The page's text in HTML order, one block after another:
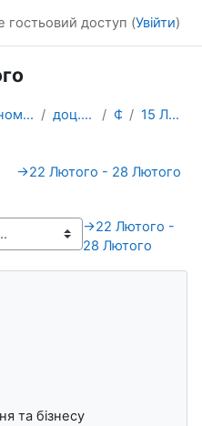
гостьовий доступ (Увійти)
Економіки i підприємництва доц. Кудрявцев В.М. ФЕДІА 15 Лютого - 21 Лютого
→22 Лютого - 28 Лютого
→22 Лютого -
28 Лютого
та бізнесу